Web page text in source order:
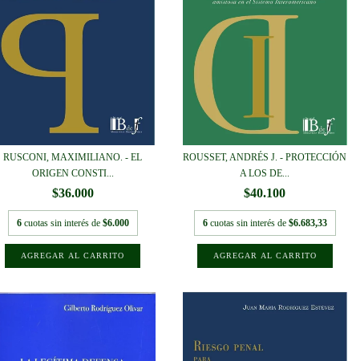
RUSCONI, MAXIMILIANO. - EL
ORIGEN CONSTI...
$36.000
6 cuotas sin interés de $6.000
ROUSSET, ANDRÉS J. - PROTECCIÓN
A LOS DE...
$40.100
6 cuotas sin interés de $6.683,33